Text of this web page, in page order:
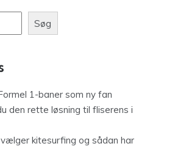
Søg
1-baner som ny fan
den rette løsning til fliserens i
kitesurfing og sådan har